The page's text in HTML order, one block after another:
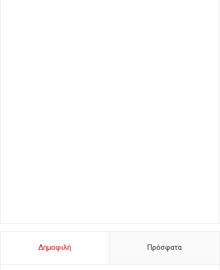
Δημοφιλή Πρόσφατα